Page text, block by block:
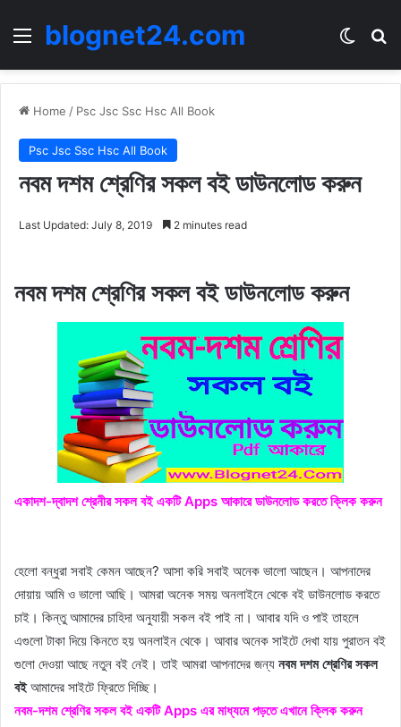
Menublognet24.com
Home / Psc Jsc Ssc Hsc All Book
Psc Jsc Ssc Hsc All Book
নবম দশম শ্রেণির সকল বই ডাউনলোড করুন
Last Updated: July 8, 2019 2 minutes read
নবম দশম শ্রেণির সকল বই ডাউনলোড করুন
একাদশ-দ্বাদশ শ্রেনীর সকল বই একটি Apps আকারে ডাউনলোড করতে ক্লিক করুন
হেলো বন্ধুরা সবাই কেমন আছেন? আসা করি সবাই অনেক ভালো আছেন। আপনাদের
দোয়ায় আমি ও ভালো আছি। আমরা অনেক সময় অনলাইনে থেকে বই ডাউনলোড করতে
চাই। কিন্তু আমাদের চাহিদা অনুযায়ী সকল বই পাই না। আবার যদি ও পাই তাহলে
এগুলো টাকা দিয়ে কিনতে হয় অনলাইন থেকে। আবার অনেক সাইটে দেখা যায় পুরাতন বই
গুলো দেওয়া আছে নতুন বই নেই। তাই আমরা আপনাদের জন্য নবম দশম শ্রেণির সকল
বইআমাদের সাইটে ফ্রিতে দিচ্ছি।
নবম-দশম শ্রেণির সকল বই একটি Apps এর মাধ্যমে পড়তে এখানে ক্লিক করুন